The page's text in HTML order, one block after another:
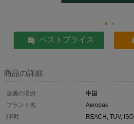
ベストプライス
商品の詳細
起源の場所:
中国
ブランド名:
Aeropak
証明:
REACH, TUV, ISO